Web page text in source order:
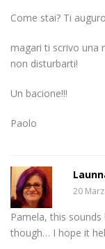
Come stai? Ti
magari ti scrivo una
non disturbarti!
Un bacione!!!
Paolo
20
Pamela, this
though… I hope it